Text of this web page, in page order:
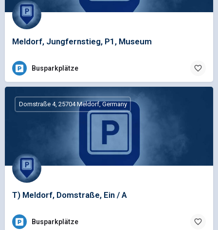
Meldorf, Jungfernstieg, P1, Museum
Busparkplätze
T) Meldorf, Domstraße, Ein / A
Domstraße 4, 25704 Meldorf, Germany
Busparkplätze